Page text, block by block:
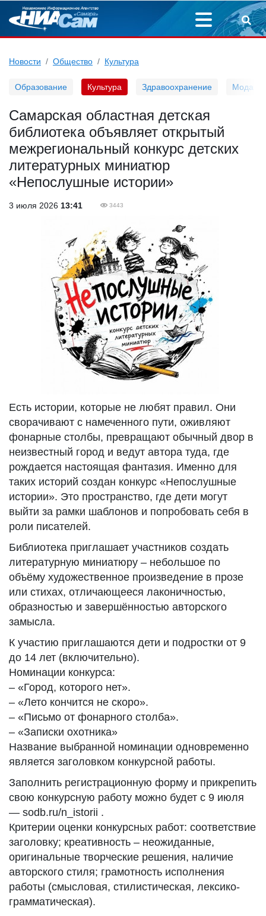
Новости Общество Культура
Образование Культура Здравоохранение Мода
Самарская областная детская
библиотека объявляет открытый
межрегиональный конкурс детских
литературных миниатюр
«Непослушные истории»
3 июля 2026 13:41 3443
Есть истории, которые не любят правил. Они
сворачивают с намеченного пути, оживляют
фонарные столбы, превращают обычный двор в
неизвестный город и ведут автора туда, где
рождается настоящая фантазия. Именно для
таких историй создан конкурс «Непослушные
истории». Это пространство, где дети могут
выйти за рамки шаблонов и попробовать себя в
роли писателей.
Библиотека приглашает участников создать
литературную миниатюру – небольшое по
объёму художественное произведение в прозе
или стихах, отличающееся лаконичностью,
образностью и завершённостью авторского
замысла.
К участию приглашаются дети и подростки от 9
до 14 лет (включительно).
Номинации конкурса:
– «Город, которого нет».
– «Лето кончится не скоро».
– «Письмо от фонарного столба».
– «Записки охотника»
Название выбранной номинации одновременно
является заголовком конкурсной работы.
Заполнить регистрационную форму и прикрепить
свою конкурсную работу можно будет с 9 июля
— sodb.ru/n_istorii .
Критерии оценки конкурсных работ: соответствие
заголовку; креативность – неожиданные,
оригинальные творческие решения, наличие
авторского стиля; грамотность исполнения
работы (смысловая, стилистическая, лексико-
грамматическая).